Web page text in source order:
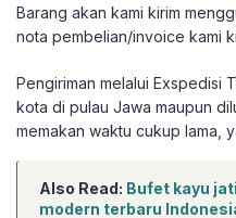
Barang akan kami kirim
nota pembelian/invoice kami
Pengiriman melalui Exspedisi
kota di pulau Jawa maupun
memakan waktu cukup lama,
Also Read: Bufet kayu
modern terbaru